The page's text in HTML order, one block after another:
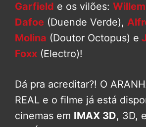
Garfield e os vilões: Willem
Dafoe (Duende Verde),
Molina (Doutor Octopus) e
Foxx (Electro)!
Dá pra acreditar?! O
REAL e o filme já está
cinemas em IMAX 3D, 3D,